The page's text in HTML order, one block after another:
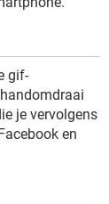
gif-
je vervolgens
en